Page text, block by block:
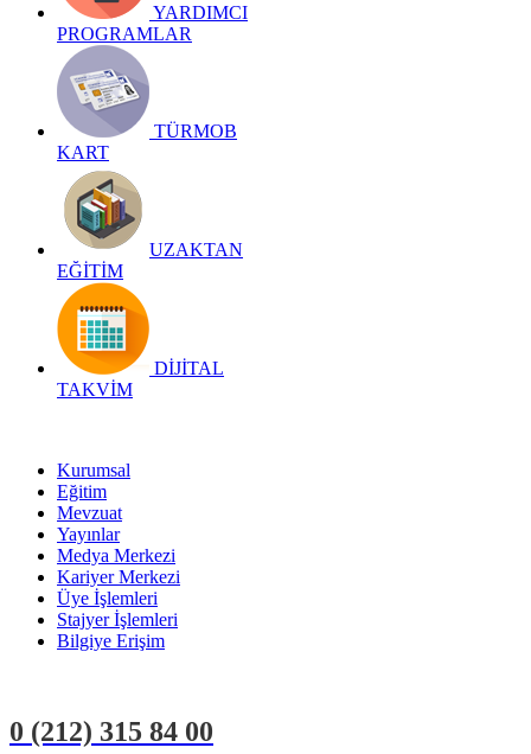
YARDIMCI
PROGRAMLAR
TÜRMOB
KART
UZAKTAN
EĞİTİM
DİJİTAL
TAKVİM
Kurumsal
Eğitim
Mevzuat
Yayınlar
Medya Merkezi
Kariyer Merkezi
Üye İşlemleri
Stajyer İşlemleri
Bilgiye Erişim
0 (212) 315 84 00